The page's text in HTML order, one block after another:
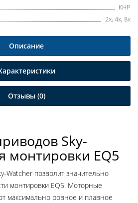
КНР
2x, 4x, 8x
Описание
Отзывы (0)
Sky-
монтировки EQ5
Watcher позволит значительно
монтировки EQ5. Моторные
максимально ровное и плавное